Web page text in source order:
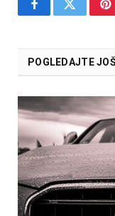
FacebookTwitter
POGLEDAJTE